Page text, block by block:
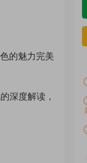
的魅力完美
深度解读，